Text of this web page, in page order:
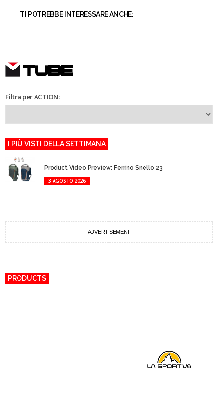
TI POTREBBE INTERESSARE ANCHE:
TUBE
Filtra per ACTION:
I PIÙ VISTI DELLA SETTIMANA
Product Video Preview: Ferrino Snello 23
3 AGOSTO 2026
ADVERTISEMENT
PRODUCTS